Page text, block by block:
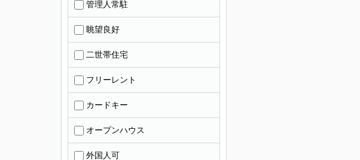
管理人常駐
眺望良好
二世帯住宅
フリーレント
カードキー
オープンハウス
外国人可